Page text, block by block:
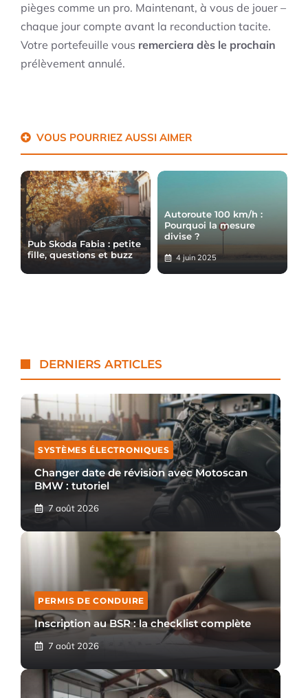
pièges comme un pro. Maintenant, à vous de jouer –
chaque jour compte avant la reconduction tacite.
Votre portefeuille vous remerciera dès le prochain
prélèvement annulé.
VOUS POURRIEZ AUSSI AIMER
Pub Skoda Fabia : petite
fille, questions et buzz
Autoroute 100 km/h :
Pourquoi la mesure
divise ?
4 juin 2025
DERNIERS ARTICLES
SYSTÈMES ÉLECTRONIQUES
Changer date de révision avec Motoscan
BMW : tutoriel
7 août 2026
PERMIS DE CONDUIRE
Inscription au BSR : la checklist complète
7 août 2026